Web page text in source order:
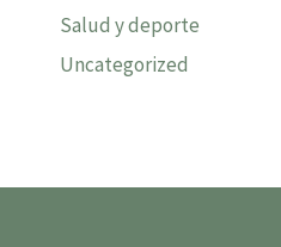
Salud y deporte
Uncategorized